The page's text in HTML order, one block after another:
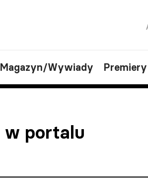
Magazyn/Wywiady Premiery
portalu